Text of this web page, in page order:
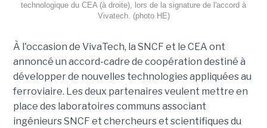
technologique du CEA (à droite), lors de la signature de l'accord à
Vivatech. (photo HE)
À l'occasion de VivaTech, la SNCF et le CEA ont
annoncé un accord-cadre de coopération destiné à
développer de nouvelles technologies appliquées au
ferroviaire. Les deux partenaires veulent mettre en
place des laboratoires communs associant
ingénieurs SNCF et chercheurs et scientifiques du